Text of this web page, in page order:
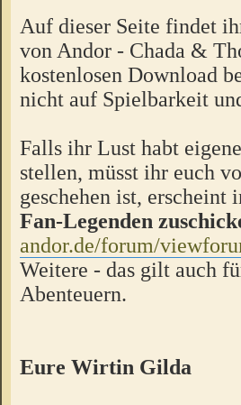
Auf dieser Seite findet
von Andor - Chada &
kostenlosen Download
nicht auf Spielbarkeit
Falls ihr Lust habt
stellen, müsst ihr euch
geschehen ist, erscheint
Fan-Legenden
andor.de/forum/
Weitere - das gilt auch
Abenteuern.
Eure Wirtin Gilda